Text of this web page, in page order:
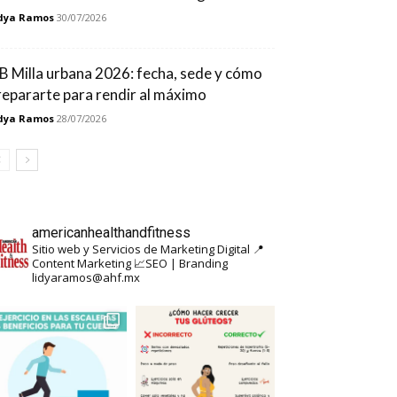
Ramos30/07/2026
Milla urbana 2026: fecha, sede y cómo
para rendir al máximo
Ramos28/07/2026
americanhealthandfitness
Sitio web y Servicios de Marketing Digital 📍
Content Marketing 📈SEO | Branding
lidyaramos@ahf.mx